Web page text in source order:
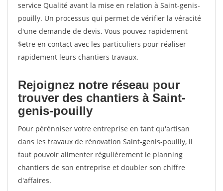
service Qualité avant la mise en relation à Saint-genis-
pouilly. Un processus qui permet de vérifier la véracité
d'une demande de devis. Vous pouvez rapidement
$etre en contact avec les particuliers pour réaliser
rapidement leurs chantiers travaux.
Rejoignez notre réseau pour
trouver des chantiers à Saint-
genis-pouilly
Pour pérénniser votre entreprise en tant qu'artisan
dans les travaux de rénovation Saint-genis-pouilly, il
faut pouvoir alimenter régulièrement le planning
chantiers de son entreprise et doubler son chiffre
d'affaires.